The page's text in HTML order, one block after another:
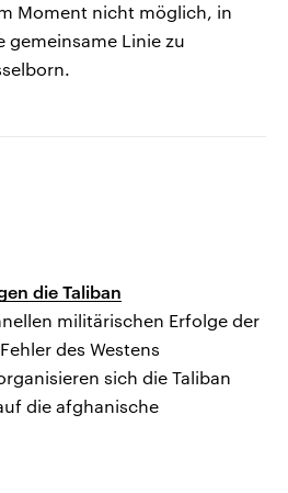
Moment nicht möglich, in
gemeinsame Linie zu
die Taliban
militärischen Erfolge der
des Westens
sich die Taliban
die afghanische